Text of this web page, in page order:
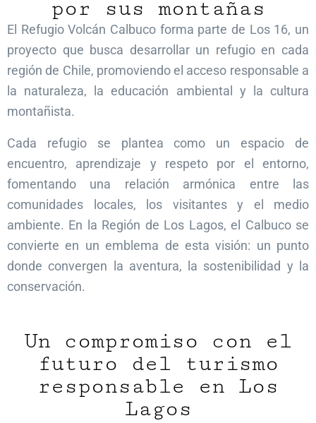
por sus montañas
El Refugio Volcán Calbuco forma parte de Los 16, un
proyecto que busca desarrollar un refugio en cada
región de Chile, promoviendo el acceso responsable a
la naturaleza, la educación ambiental y la cultura
montañista.
Cada refugio se plantea como un espacio de
encuentro, aprendizaje y respeto por el entorno,
fomentando una relación armónica entre las
comunidades locales, los visitantes y el medio
ambiente. En la Región de Los Lagos, el Calbuco se
convierte en un emblema de esta visión: un punto
donde convergen la aventura, la sostenibilidad y la
conservación.
Un compromiso con el
futuro del turismo
responsable en Los
Lagos